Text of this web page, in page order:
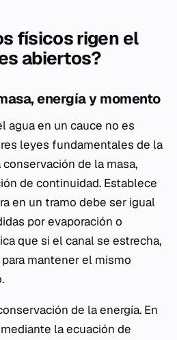
físicos rigen el
abiertos?
energía y momento
agua en un cauce no es
leyes fundamentales de la
de la masa,
de continuidad. Establece
en un tramo debe ser igual
por evaporación o
que si el canal se estrecha,
mantener el mismo
de la energía. En
la ecuación de